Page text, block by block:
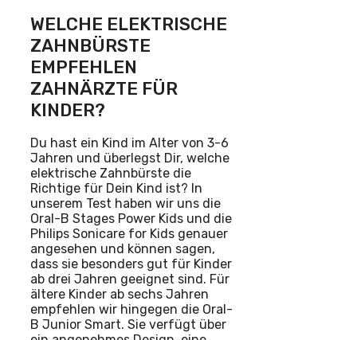
WELCHE ELEKTRISCHE
ZAHNBÜRSTE
EMPFEHLEN
ZAHNÄRZTE FÜR
KINDER?
Du hast ein Kind im Alter von 3-6
Jahren und überlegst Dir, welche
elektrische Zahnbürste die
Richtige für Dein Kind ist? In
unserem Test haben wir uns die
Oral-B Stages Power Kids und die
Philips Sonicare for Kids genauer
angesehen und können sagen,
dass sie besonders gut für Kinder
ab drei Jahren geeignet sind. Für
ältere Kinder ab sechs Jahren
empfehlen wir hingegen die Oral-
B Junior Smart. Sie verfügt über